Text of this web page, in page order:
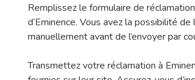
Remplissez le formulaire de
d’Eminence. Vous avez la possibilité
manuellement avant de l’envoyer par
Transmettez votre réclamation à